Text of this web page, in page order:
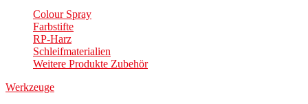
Colour Spray
Farbstifte
RP-Harz
Schleifmaterialien
Weitere Produkte Zubehör
Werkzeuge